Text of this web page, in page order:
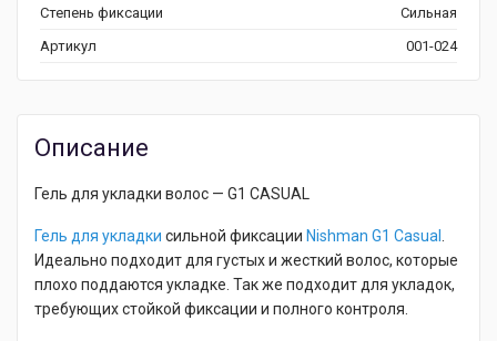
Степень фиксации
Сильная
Артикул
001-024
Описание
Гель для укладки волос — G1 CASUAL
Гель для укладки сильной фиксации Nishman G1 Casual
Идеально подходит для густых и жесткий волос, которые
плохо поддаются укладке. Так же подходит для укладок,
требующих стойкой фиксации и полного контроля.